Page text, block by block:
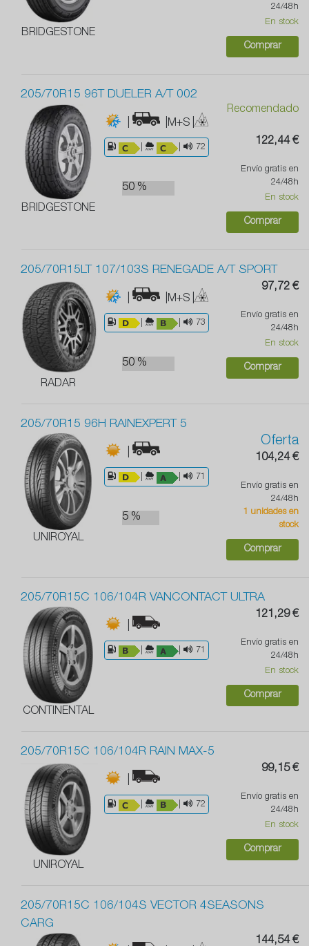
BRIDGESTONE
24/48h
En stock
Comprar
205/70R15 96T DUELER A/T 002
BRIDGESTONE
| |M+S |
72
50 %
Recomendado
122,44 €
Envío gratis en
24/48h
En stock
Comprar
205/70R15LT 107/103S RENEGADE A/T SPORT
RADAR
| |M+S |
73
50 %
97,72 €
Envío gratis en
24/48h
En stock
Comprar
205/70R15 96H RAINEXPERT 5
UNIROYAL
|
71
5 %
Oferta
104,24 €
Envío gratis en
24/48h
1 unidades en
stock
Comprar
205/70R15C 106/104R VANCONTACT ULTRA
CONTINENTAL
|
71
121,29 €
Envío gratis en
24/48h
En stock
Comprar
205/70R15C 106/104R RAIN MAX-5
UNIROYAL
|
72
99,15 €
Envío gratis en
24/48h
En stock
Comprar
205/70R15C 106/104S VECTOR 4SEASONS
CARG
144,54 €